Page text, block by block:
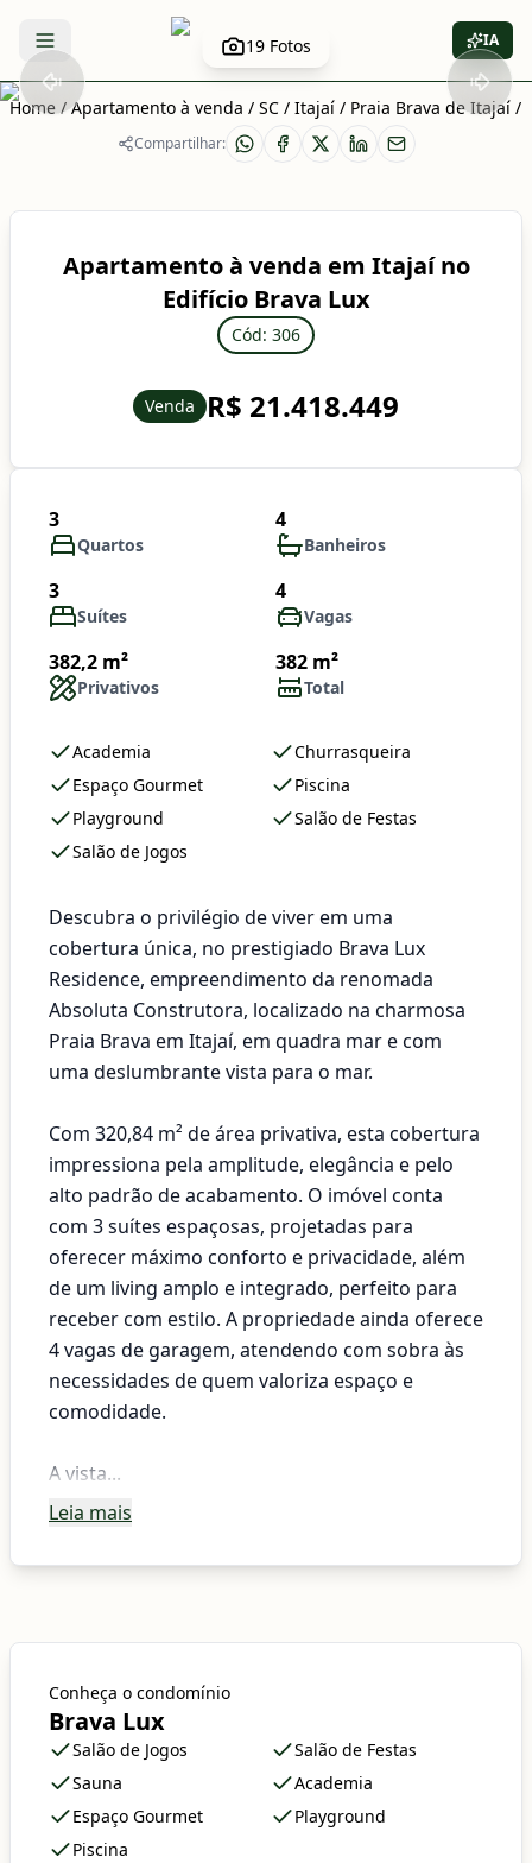
Abrir menu IA
19 Fotos
Home / Apartamento à venda / SC / Itajaí / Praia Brava de Itajaí /
Compartilhar:
Apartamento à venda em Itajaí no
Edifício Brava Lux
Cód: 306
Venda R$ 21.418.449
3
Quartos
4
Banheiros
3
Suítes
4
Vagas
382,2 m²
Privativos
382 m²
Total
Academia
Churrasqueira
Espaço Gourmet
Piscina
Playground
Salão de Festas
Salão de Jogos
Descubra o privilégio de viver em uma
cobertura única, no prestigiado Brava Lux
Residence, empreendimento da renomada
Absoluta Construtora, localizado na charmosa
Praia Brava em Itajaí, em quadra mar e com
uma deslumbrante vista para o mar.
Com 320,84 m² de área privativa, esta cobertura
impressiona pela amplitude, elegância e pelo
alto padrão de acabamento. O imóvel conta
com 3 suítes espaçosas, projetadas para
oferecer máximo conforto e privacidade, além
de um living amplo e integrado, perfeito para
receber com estilo. A propriedade ainda oferece
4 vagas de garagem, atendendo com sobra às
necessidades de quem valoriza espaço e
comodidade.
A vista...
Leia mais
Conheça o condomínio
Brava Lux
Salão de Jogos
Salão de Festas
Sauna
Academia
Espaço Gourmet
Playground
Piscina